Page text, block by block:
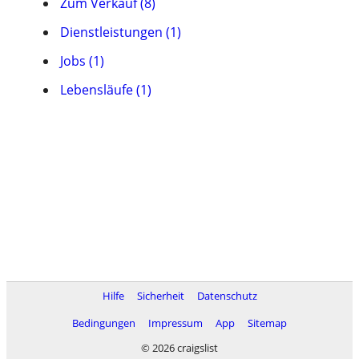
Dienstleistungen (1)
Jobs (1)
Lebensläufe (1)
Hilfe Sicherheit
Datenschutz
Bedingungen
Impressum App
Sitemap
© 2026 craigslist